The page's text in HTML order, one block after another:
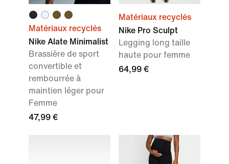
Matériaux recyclés
Nike Alate Minimalist
Brassière de sport
convertible et
rembourrée à
maintien léger pour
Femme
47,99 €
Matériaux recyclés
Nike Pro Sculpt
Legging long taille
haute pour femme
64,99 €